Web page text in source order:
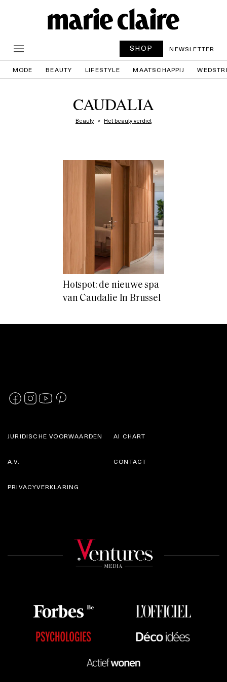
SHOP NEWSLETTER
MODE BEAUTY LIFESTYLE MAATSCHAPPIJ
CAUDALIA
Beauty Het beauty verdict
Hotspot: de nieuwe spa
van Caudalie In Brussel
JURIDISCHE VOORWAARDEN
A.V.
AI CHART
CONTACT
PRIVACYVERKLARING